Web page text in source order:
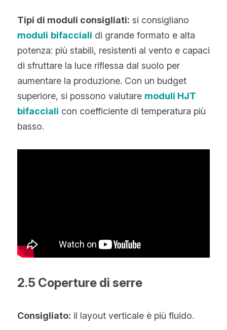
Tipi di moduli consigliati:
moduli bifacciali di grande formato e alta
potenza: più stabili, resistenti al vento e capaci
di sfruttare la luce riflessa dal suolo per
aumentare la produzione. Con un budget
superiore, si possono valutare moduli HJT
bifacciali con coefficiente di temperatura più
basso.
2.5 Coperture di serre
Consigliato: il layout verticale è più fluido.